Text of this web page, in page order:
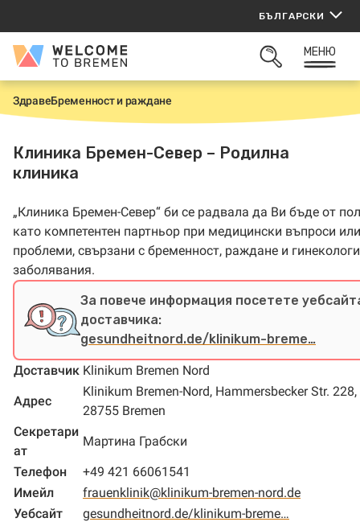
съдържанието
БЪЛГАРСКИ
Welcome
ОТВОРИ
МЕНЮ
Н
а
а
л
о
ЗдравеБременност и раждане
Клиника Бремен-Север – Родилна
клиника
„Клиника Бремен-Север“ би се радвала да Ви бъде от
като компетентен партньор при медицински въпроси или
проблеми, свързани с бременност, раждане и
заболявания.
За повече информация посетете
доставчика:
gesundheitnord.de/klinikum-breme…
Доставчик Klinikum Bremen Nord
Адрес
Klinikum Bremen-Nord, Hammersbecker Str. 228,
28755 Bremen
Секретари
ат
Мартина Грабски
Телефон
+49 421 66061541
Имейл
frauenklinik@klinikum-bremen-nord.de
Уебсайт
gesundheitnord.de/klinikum-breme…